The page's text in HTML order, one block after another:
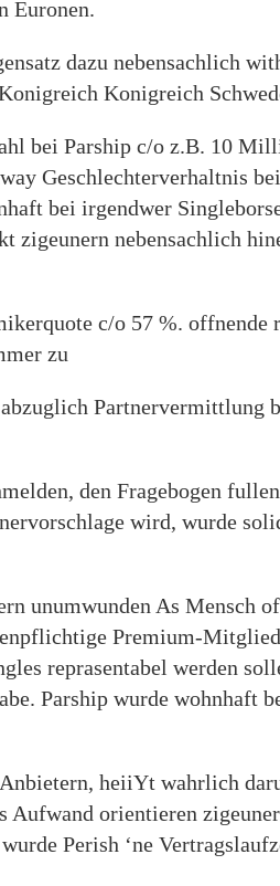
Euronen.
dazu nebensachlich
Konigreich
bei Parship c/o z.B. 10
Geschlechterverhaltnis
bei irgendwer
zigeunern nebensachlich
c/o 57 %.
zu
Partnervermittlung
den Fragebogen
wird, wurde
unumwunden As Mensch
Premium-
reprasentabel werden
Parship wurde wohnhaft
heiiYt wahrlich
orientieren
Perish ‘ne